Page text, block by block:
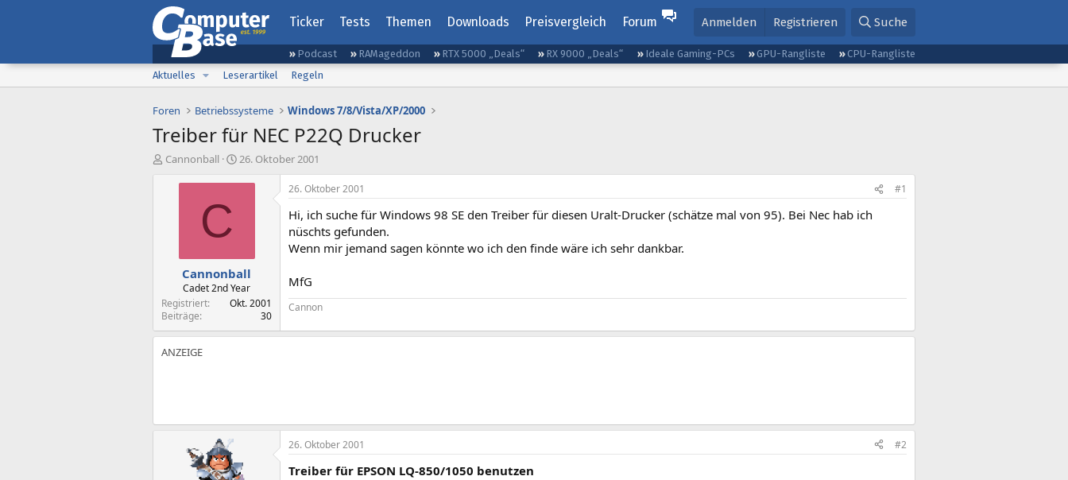
Ticker Tests Themen Downloads Preisvergleich Forum Anmelden Registrieren Suche
Podcast RAMageddon RTX 5000 „Deals“ RX 9000 „Deals“ Ideale Gaming-PCs GPU-Rangliste
CPU-Rangliste
Aktuelles
Leserartikel Regeln
Foren Betriebssysteme Windows 7/8/Vista/XP/2000
Treiber für NEC P22Q Drucker
E
Cannonball
E
s
t
a
m
26. Oktober 2001
C
Cannonball
Cadet 2nd Year
Registriert
Okt. 2001
Beiträge
30
26. Oktober 2001 #1
Hi, ich suche für Windows 98 SE den Treiber für diesen Uralt-Drucker (schätze mal von 95). Bei Nec hab ich
nüschts gefunden.
Wenn mir jemand sagen könnte wo ich den finde wäre ich sehr dankbar.
MfG
Cannon
26. Oktober 2001 #2
Treiber für EPSON LQ-850/1050 benutzen